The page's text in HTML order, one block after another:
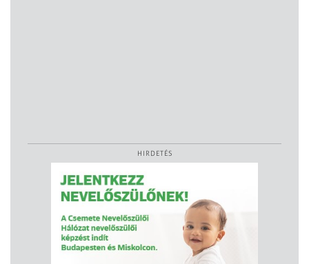
HIRDETÉS